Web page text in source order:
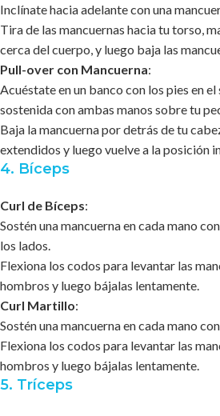
Inclínate hacia adelante con una
Tira de las mancuernas hacia tu torso,
cerca del cuerpo, y luego baja las
Pull-over con Mancuerna:
Acuéstate en un banco con los pies en
sostenida con ambas manos sobre tu
Baja la mancuerna por detrás de tu
extendidos y luego vuelve a la posición
4. Bíceps
Curl de Bíceps:
Sostén una mancuerna en cada mano
los lados.
Flexiona los codos para levantar las
hombros y luego bájalas lentamente.
Curl Martillo:
Sostén una mancuerna en cada mano
Flexiona los codos para levantar las
hombros y luego bájalas lentamente.
5. Tríceps